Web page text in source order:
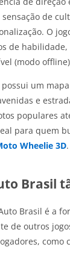
de
O
de
(modo
possui um
e
populares
para quem
Wheelie 3D.
Brasil
Brasil é a
de outros